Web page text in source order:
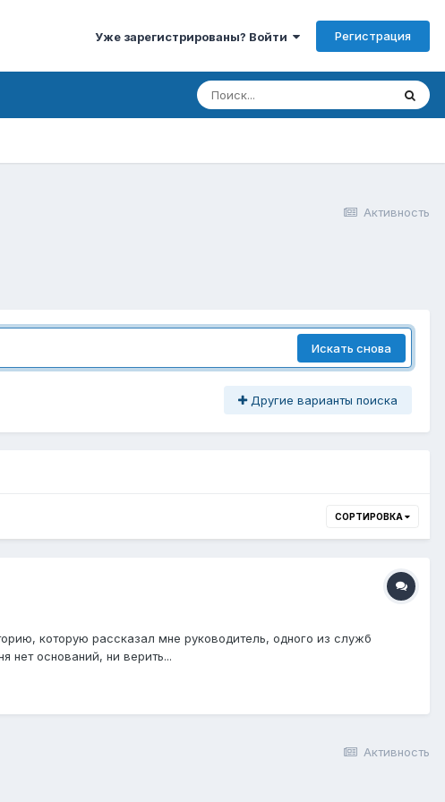
Уже зарегистрированы? Войти Регистрация
Активность
Искать снова
Другие варианты поиска
СОРТИРОВКА
которую рассказал мне руководитель, одного из служб
нет оснований, ни верить...
Активность